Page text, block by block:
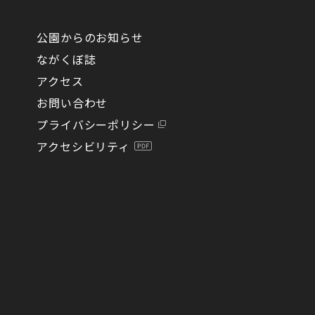
公園からのお知らせ
ながくぼ誌
アクセス
お問い合わせ
プライバシーポリシー
アクセシビリティ